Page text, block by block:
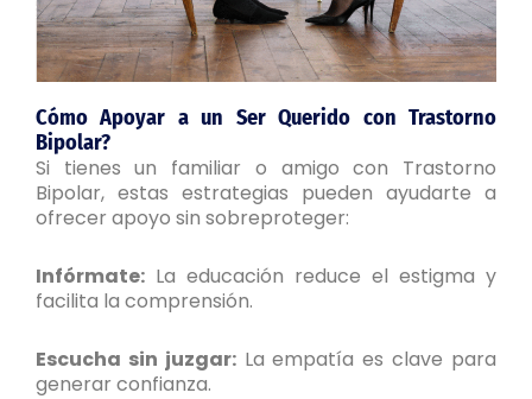
Cómo Apoyar a un Ser Querido con Trastorno
Bipolar?
Si tienes un familiar o amigo con Trastorno
Bipolar, estas estrategias pueden ayudarte a
ofrecer apoyo sin sobreproteger:
Infórmate: La educación reduce el estigma y
facilita la comprensión.
Escucha sin juzgar:La empatía es clave para
generar confianza.